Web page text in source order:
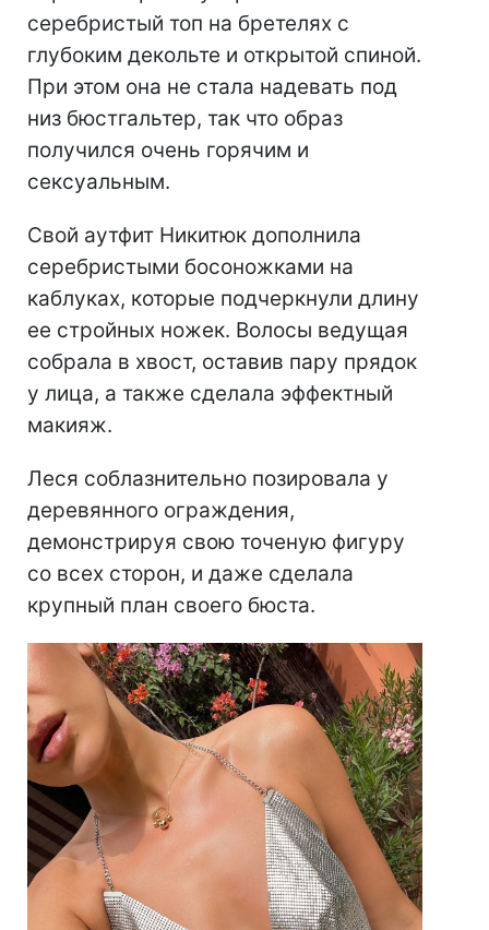
серебристый топ на бретелях с
глубоким декольте и открытой спиной.
При этом она не стала надевать под
низ бюстгальтер, так что образ
получился очень горячим и
сексуальным.
Свой аутфит Никитюк дополнила
серебристыми босоножками на
каблуках, которые подчеркнули длину
ее стройных ножек. Волосы ведущая
собрала в хвост, оставив пару прядок
у лица, а также сделала эффектный
макияж.
Леся соблазнительно позировала у
деревянного ограждения,
демонстрируя свою точеную фигуру
со всех сторон, и даже сделала
крупный план своего бюста.